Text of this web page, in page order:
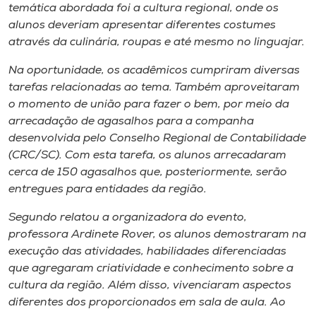
temática abordada foi a cultura regional, onde os
alunos deveriam apresentar diferentes costumes
através da culinária, roupas e até mesmo no linguajar.
Na oportunidade, os acadêmicos cumpriram diversas
tarefas relacionadas ao tema. Também aproveitaram
o momento de união para fazer o bem, por meio da
arrecadação de agasalhos para a companha
desenvolvida pelo Conselho Regional de Contabilidade
(CRC/SC). Com esta tarefa, os alunos arrecadaram
cerca de 150 agasalhos que, posteriormente, serão
entregues para entidades da região.
Segundo relatou a organizadora do evento,
professora Ardinete Rover, os alunos demostraram na
execução das atividades, habilidades diferenciadas
que agregaram criatividade e conhecimento sobre a
cultura da região. Além disso, vivenciaram aspectos
diferentes dos proporcionados em sala de aula. Ao